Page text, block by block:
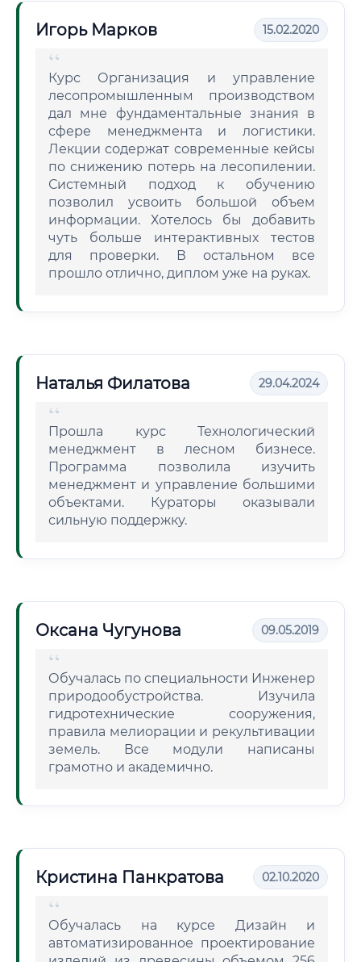
Игорь Марков 15.02.2020
Курс Организация и управление
лесопромышленным производством
дал мне фундаментальные знания в
сфере менеджмента и логистики.
Лекции содержат современные кейсы
по снижению потерь на лесопилении.
Системный подход к обучению
позволил усвоить большой объем
информации. Хотелось бы добавить
чуть больше интерактивных тестов
для проверки. В остальном все
прошло отлично, диплом уже на руках.
Наталья Филатова 29.04.2024
Прошла курс Технологический
менеджмент в лесном бизнесе.
Программа позволила изучить
менеджмент и управление большими
объектами. Кураторы оказывали
сильную поддержку.
Оксана Чугунова 09.05.2019
Обучалась по специальности Инженер
природообустройства. Изучила
гидротехнические сооружения,
правила мелиорации и рекультивации
земель. Все модули написаны
грамотно и академично.
Кристина Панкратова 02.10.2020
Обучалась на курсе Дизайн и
автоматизированное проектирование